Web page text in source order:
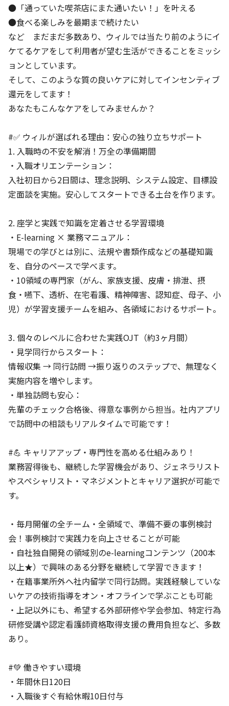
●「通っていた喫茶店にまた通いたい！」を叶える
●食べる楽しみを最期まで続けたい
など まだまだ多数あり、ウィルでは当たり前のようにイ
ケてるケアをして利用者が望む生活ができることをミッシ
ョンとしています。
そして、このような質の良いケアに対してインセンティブ
還元をしてます！
あなたもこんなケアをしてみませんか？
#✅ ウィルが選ばれる理由：安心の独り立ちサポート
1. 入職時の不安を解消！万全の準備期間
・入職オリエンテーション：
入社初日から2日間は、理念説明、システム設定、目標設
定面談を実施。安心してスタートできる土台を作ります。
2. 座学と実践で知識を定着させる学習環境
・E-learning × 業務マニュアル：
現場での学びとは別に、法規や書類作成などの基礎知識
を、自分のペースで学べます。
・10領域の専門家（がん、家族支援、皮膚・排泄、摂
食・嚥下、透析、在宅看護、精神障害、認知症、母子、小
児）が学習支援チームを組み、各領域におけるサポート。
3. 個々のレベルに合わせた実践OJT（約3ヶ月間）
・見学同行からスタート：
情報収集 → 同行訪問 →振り返りのステップで、無理なく
実施内容を増やします。
・単独訪問も安心：
先輩のチェック合格後、得意な事例から担当。社内アプリ
で訪問中の相談もリアルタイムで可能です！
#💪 キャリアアップ・専門性を高める仕組みあり！
業務習得後も、継続した学習機会があり、ジェネラリスト
やスペシャリスト・マネジメントとキャリア選択が可能で
す。
・毎月開催の全チーム・全領域で、準備不要の事例検討
会！事例検討で実践力を向上させることが可能
・自社独自開発の領域別のe-learningコンテンツ（200本
以上★）で興味のある分野を継続して学習できます！
・在籍事業所外へ社内留学で同行訪問。実践経験していな
いケアの技術指導をオン・オフラインで学ぶことも可能
・上記以外にも、希望する外部研修や学会参加、特定行為
研修受講や認定看護師資格取得支援の費用負担など、多数
あり。
#💚 働きやすい環境
・年間休日120日
・入職後すぐ有給休暇10日付与